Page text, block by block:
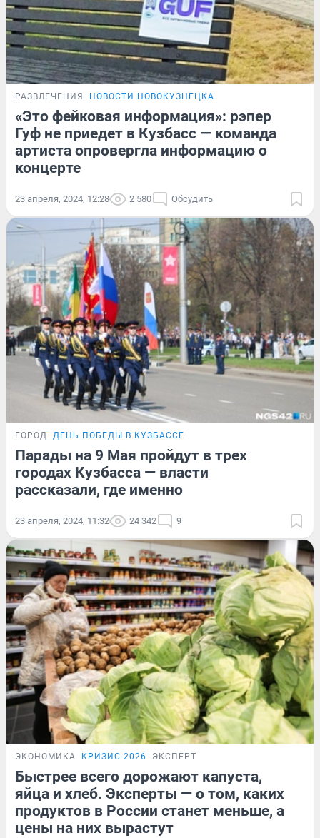
РАЗВЛЕЧЕНИЯ НОВОСТИ НОВОКУЗНЕЦКА
«Это фейковая информация»: рэпер
Гуф не приедет в Кузбасс — команда
артиста опровергла информацию о
концерте
23 апреля, 2024, 12:28 2 580 Обсудить
ГОРОД ДЕНЬ ПОБЕДЫ В КУЗБАССЕ
Парады на 9 Мая пройдут в трех
городах Кузбасса — власти
рассказали, где именно
23 апреля, 2024, 11:32 24 342 9
ЭКОНОМИКА КРИЗИС-2026 ЭКСПЕРТ
Быстрее всего дорожают капуста,
яйца и хлеб. Эксперты — о том, каких
продуктов в России станет меньше, а
цены на них вырастут